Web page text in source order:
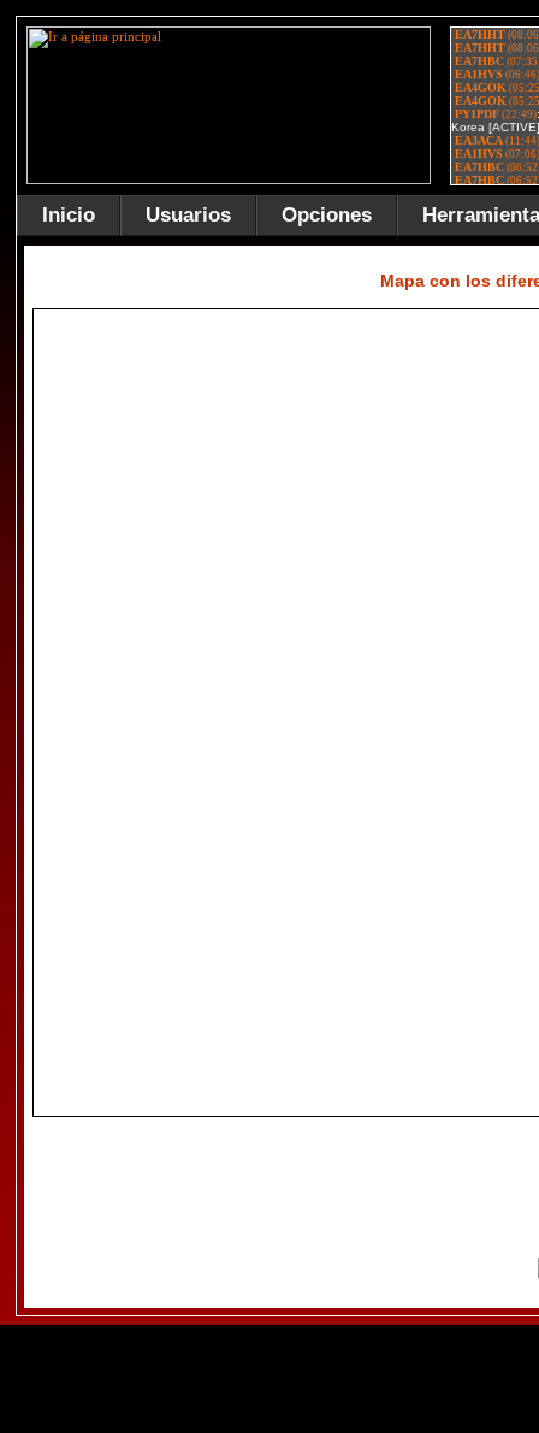
Inicio Usuarios Opciones
Mapa con los